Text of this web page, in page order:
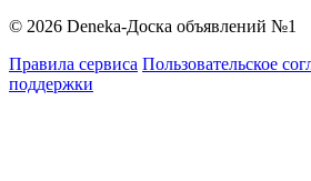
© 2026 Deneka-Доска объявлений №1
Правила сервиса Пользовательское
поддержки